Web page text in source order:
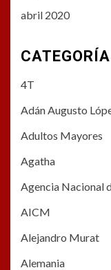
abril 2020
4T
Adán Augusto
Adultos Mayores
Agatha
Agencia Nacional
AICM
Alejandro Murat
Alemania